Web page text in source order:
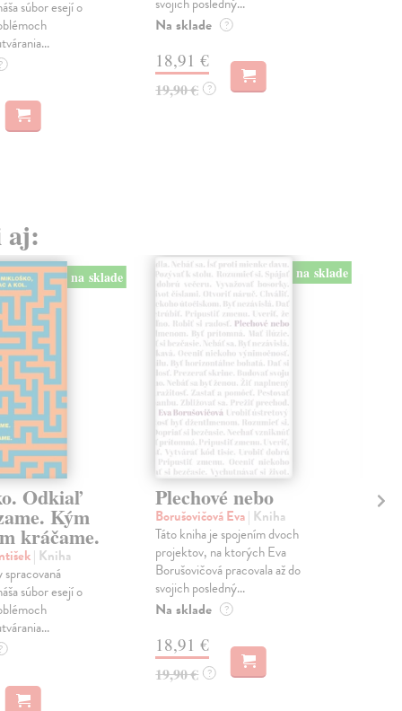
súbor esejí o
Na sklade ?
18,91 €
19,90 € ?
aj:
na sklade
Odkiaľ
Kým
kráčame.
| Kniha
súbor esejí o
?
na sklade
Plechové nebo
Borušovičová Eva| Kniha
Táto kniha je spojením dvoch
projektov, na ktorých Eva
Borušovičová pracovala až do
svojich posledný...
Na sklade ?
18,91 €
19,90 € ?